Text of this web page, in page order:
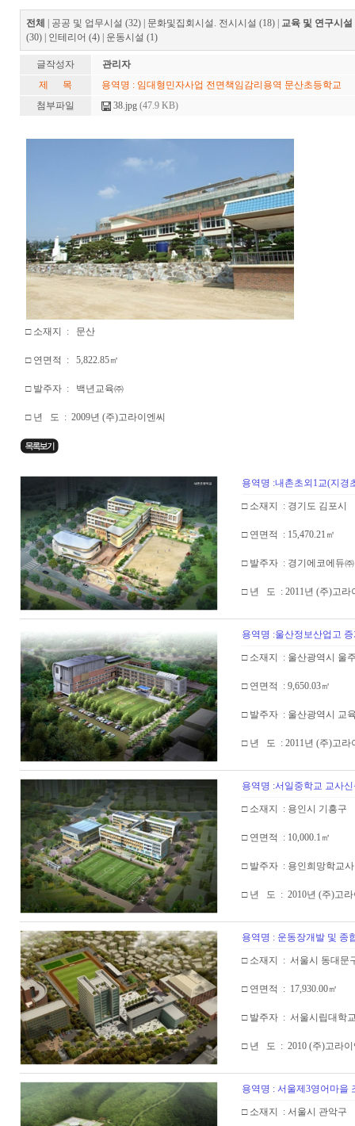
전체 공공 및 업무시설 (32)| 문화및집회시설. 전시시설 (18)|
교육 및 연구시설
(30)| 인테리어 (4)| 운동시설 (1)
글작성자
관리자
제 목
용역명 : 임대형민자사업 전면책임감리용역 문산초등학교
첨부파일
38.jpg(47.9 KB)
□ 소재지 : 문산
□ 연면적 : 5,822.85㎡
□ 발주자 : 백년교육㈜
□ 년 도 : 2009년 (주)고라이엔씨
용역명 :내촌초외1교(지경
□ 소재지 : 경기도 김포시
□ 연면적 : 15,470.21㎡
□ 발주자 : 경기에코에듀㈜
□ 년 도 : 2011년 (주)고라
용역명 :울산정보산업고
□ 소재지 : 울산광역시 울
□ 연면적 : 9,650.03㎡
□ 발주자 : 울산광역시 교
□ 년 도 : 2011년 (주)고라
용역명 :서일중학교 교사
□ 소재지 : 용인시 기흥구
□ 연면적 : 10,000.1㎡
□ 발주자 : 용인희망학교
□ 년 도 : 2010년 (주)고라
용역명 : 운동장개발 및 종
□ 소재지 : 서울시 동대문
□ 연면적 : 17,930.00㎡
□ 발주자 : 서울시립대학
□ 년 도 : 2010 (주)고라이
용역명 : 서울제3영어마을
□ 소재지 : 서울시 관악구